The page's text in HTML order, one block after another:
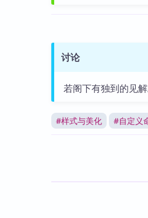
讨论
若阁下有独到的见
#样式与美化 #自定义